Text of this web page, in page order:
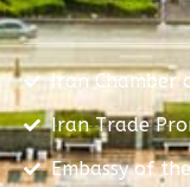
Iran Chamber
Iran Trade
Embassy of